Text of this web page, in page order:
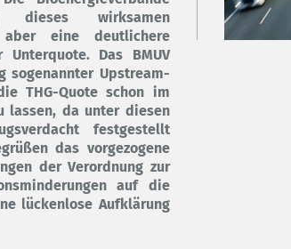
dieses wirksamen
aber eine deutlichere
Das BMUV
sogenannter Upstream-
THG-Quote schon im
lassen, da unter diesen
festgestellt
das vorgezogene
der Verordnung zur
auf die
lückenlose Aufklärung